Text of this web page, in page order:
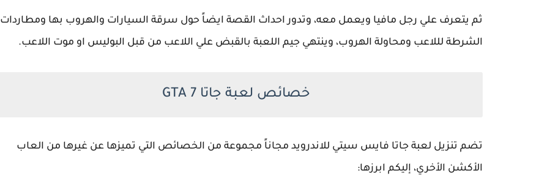
ثم يتعرف علي رجل مافيا ويعمل معه، وتدور احداث القصة ايضاً حول سرقة السيارات والهروب بها ومطاردات
الشرطة لللاعب ومحاولة الهروب، وينتهي جيم اللعبة بالقبض علي اللاعب من قبل البوليس او موت اللاعب.
خصائص لعبة جاتا GTA 7
تضم تنزيل لعبة جاتا فايس سيتي للاندرويد مجاناً مجموعة من الخصائص التي تميزها عن غيرها من العاب
الأكشن الأخري، إليكم ابرزها: